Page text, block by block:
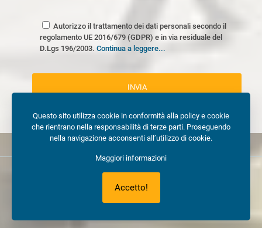
Autorizzo il trattamento dei dati personali secondo il
regolamento UE 2016/679 (GDPR) e in via residuale del
D.Lgs 196/2003. Continua a leggere...
Agenzia web Milano
Questo sito utilizza cookie in conformità alla policy e cookie
che rientrano nella responsabilità di terze parti. Proseguendo
nella navigazione acconsenti all’utilizzo di cookie.
Maggiori informazioni
Accetto!